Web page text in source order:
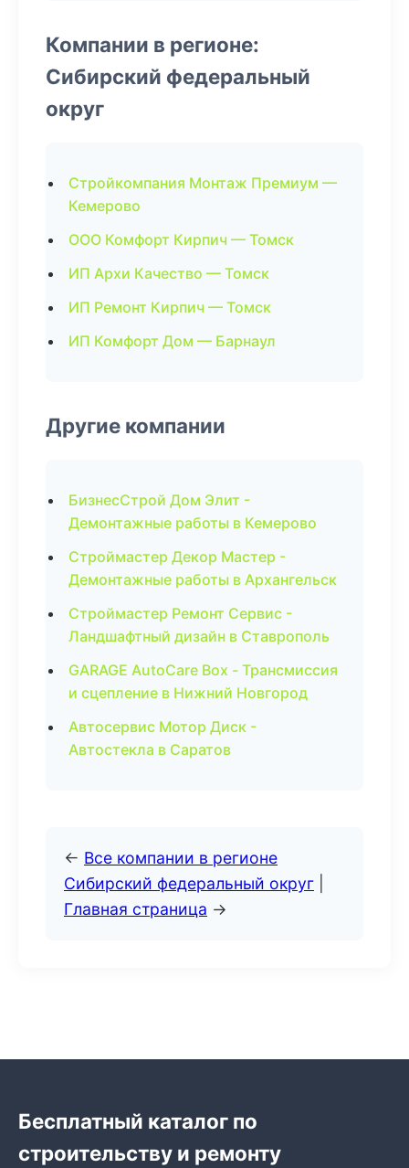
Компании в регионе:
Сибирский федеральный
округ
Стройкомпания Монтаж Премиум —
Кемерово
ООО Комфорт Кирпич — Томск
ИП Архи Качество — Томск
ИП Ремонт Кирпич — Томск
ИП Комфорт Дом — Барнаул
Другие компании
БизнесСтрой Дом Элит -
Демонтажные работы в Кемерово
Строймастер Декор Мастер -
Демонтажные работы в Архангельск
Строймастер Ремонт Сервис -
Ландшафтный дизайн в Ставрополь
GARAGE AutoCare Box - Трансмиссия
и сцепление в Нижний Новгород
Автосервис Мотор Диск -
Автостекла в Саратов
← Все компании в регионе
Сибирский федеральный округ
Главная страница →
Бесплатный каталог по
строительству и ремонту